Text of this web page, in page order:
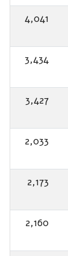
4,041
3,434
3,427
2,033
2,173
2,160